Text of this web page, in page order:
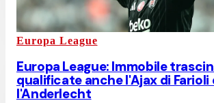
Europa League
Europa League: Immobile
qualificate anche l'Ajax di Farioli
l'Anderlecht